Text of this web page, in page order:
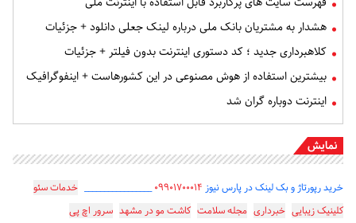
هشدار به مشتریان بانک ملی درباره لینک جعلی دانلود + جزئیات
کلاهبرداری جدید ؛ کد دستوری اینترنت بدون فیلتر + جزئیات
بیشترین استفاده از هوش مصنوعی در این کشورهاست + اینفوگرافیک
اینترنت دوباره گران شد
نمایش
خرید رپورتاژ و بک لینک در پارس نیوز ۰۹۹۰۱۷۰۰۰۱۴_________________ خدمات سئو
کلینیک زیبایی خبرداری مجله سلامت کاشت مو در مشهد سرور اچ پی